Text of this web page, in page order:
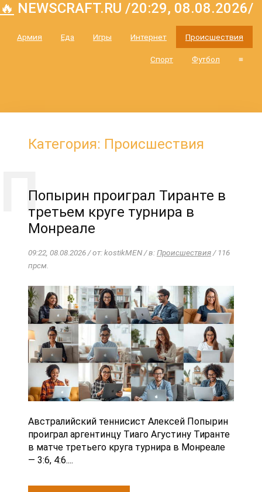
🔥 NEWSCRAFT.RU /20:29, 08.08.2026/
Армия Еда Игры Интернет Происшествия
Спорт Футбол ≡
Категория: Происшествия
Попырин проиграл Тиранте в
третьем круге турнира в
Монреале
09:22, 08.08.2026 / от: kostikMEN / в:Происшествия/ 116
прсм.
Австралийский теннисист Алексей Попырин
проиграл аргентинцу Тиаго Агустину Тиранте
в матче третьего круга турнира в Монреале
— 3:6, 4:6....